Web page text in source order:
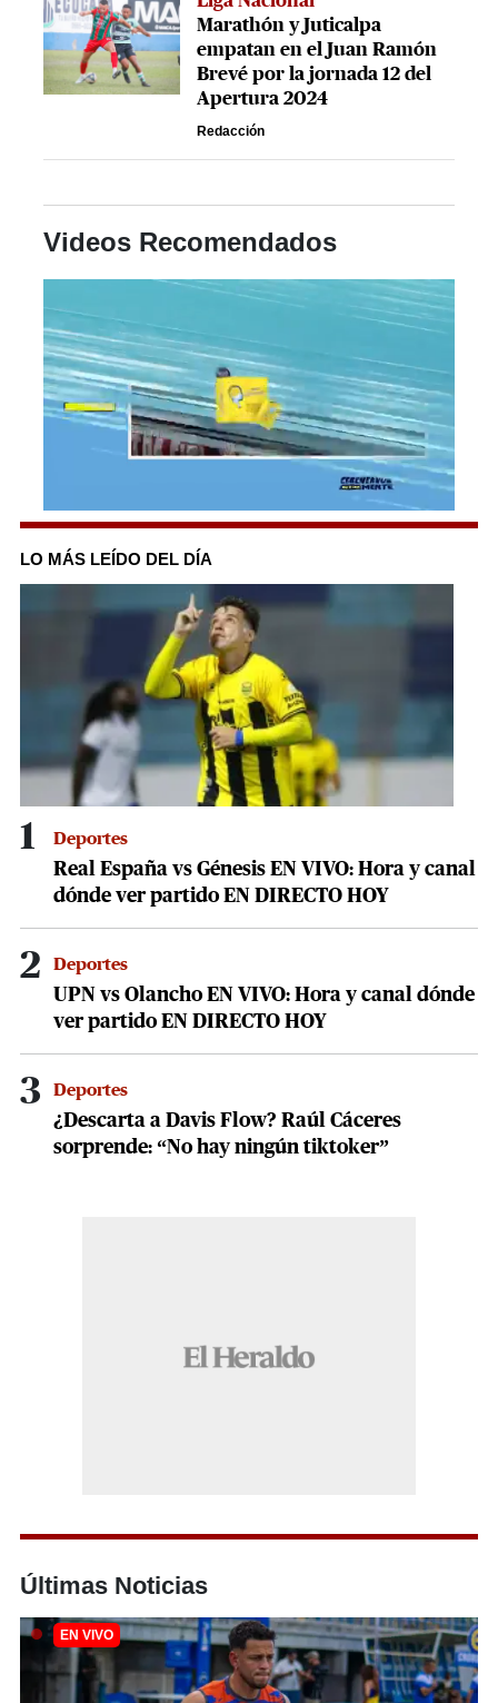
Marathón y Juticalpa
empatan en el Juan Ramón
Brevé por la jornada 12 del
Apertura 2024
Redacción
Videos Recomendados
0
1
minute,
12
seconds
LO MÁS LEÍDO DEL DÍA
1 Deportes
Real España vs Génesis EN VIVO: Hora y canal
dónde ver partido EN DIRECTO HOY
2 Deportes
UPN vs Olancho EN VIVO: Hora y canal dónde
ver partido EN DIRECTO HOY
3 Deportes
¿Descarta a Davis Flow? Raúl Cáceres
sorprende: “No hay ningún tiktoker”
Últimas Noticias